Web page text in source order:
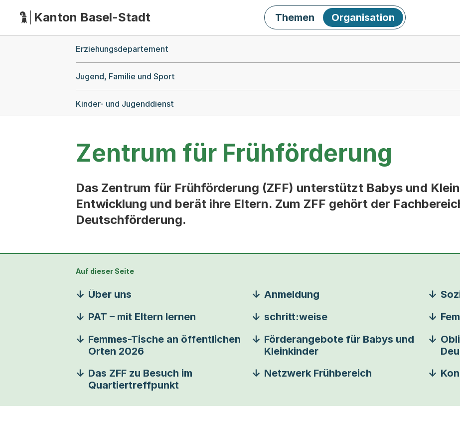
HauptnavigationKanton Basel-Stadt Themen Organisation
Erziehungsdepartement
Jugend, Familie und Sport
Kinder- und Jugenddienst
Zentrum für Frühförderung
Das Zentrum für Frühförderung (ZFF) unterstützt Babys und
Entwicklung und berät ihre Eltern. Zum ZFF gehört der
Deutschförderung.
Auf dieser Seite
Über uns Anmeldung
PAT – mit Eltern lernen
schritt:weise
Femmes-Tische an öffentlichen
Orten 2026
Förderangebote für Babys und
Kleinkinder
Das ZFF zu Besuch im
Quartiertreffpunkt
Netzwerk Frühbereich